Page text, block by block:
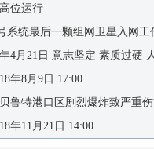
位运行
系统最后一颗组网卫星入网工
年4月21日 意志坚定 素质过硬
年8月9日 17:00
鲁特港口区剧烈爆炸致严重
年11月21日 14:00